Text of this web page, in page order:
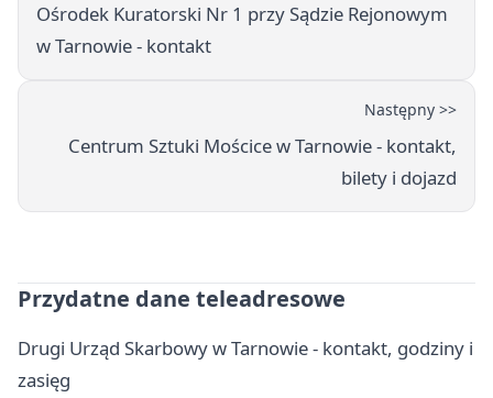
Ośrodek Kuratorski Nr 1 przy Sądzie Rejonowym
w Tarnowie - kontakt
Następny >>
Centrum Sztuki Mościce w Tarnowie - kontakt,
bilety i dojazd
Przydatne dane teleadresowe
Drugi Urząd Skarbowy w Tarnowie - kontakt, godziny i
zasięg